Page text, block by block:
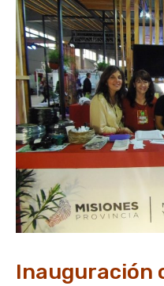
Inauguración